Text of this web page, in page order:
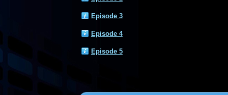
Episode 3
Episode 4
Episode 5